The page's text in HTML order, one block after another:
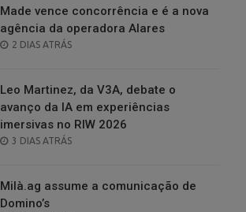
Made vence concorrência e é a nova
agência da operadora Alares
POSTED
2 DIAS ATRÁS
Leo Martinez, da V3A, debate o
avanço da IA em experiências
imersivas no RIW 2026
POSTED
3 DIAS ATRÁS
Milà.ag assume a comunicação de
Domino’s